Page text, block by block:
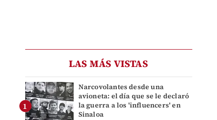
LAS MÁS VISTAS
Narcovolantes desde una
avioneta: el día que se le declaró
la guerra a los 'influencers' en
Sinaloa